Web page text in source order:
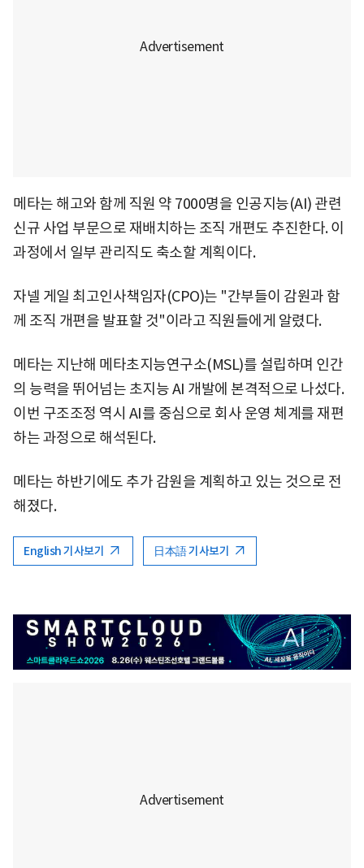
메타는 해고와 함께 직원 약 7000명을 인공지능(AI) 관련
신규 사업 부문으로 재배치하는 조직 개편도 추진한다. 이
과정에서 일부 관리직도 축소할 계획이다.
자넬 게일 최고인사책임자(CPO)는 "간부들이 감원과 함
께 조직 개편을 발표할 것"이라고 직원들에게 알렸다.
메타는 지난해 메타초지능연구소(MSL)를 설립하며 인간
의 능력을 뛰어넘는 초지능 AI 개발에 본격적으로 나섰다.
이번 구조조정 역시 AI를 중심으로 회사 운영 체계를 재편
하는 과정으로 해석된다.
메타는 하반기에도 추가 감원을 계획하고 있는 것으로 전
해졌다.
English 기사보기 日本語 기사보기